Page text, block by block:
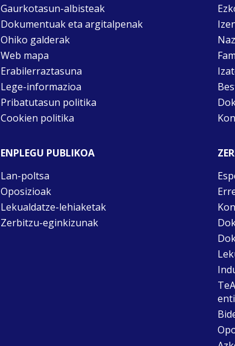
Gaurkotasun-albisteak
Dokumentuak eta argitalpenak
Ohiko galderak
Web mapa
Erabilerraztasuna
Lege-informazioa
Pribatutasun politika
Cookien politika
ENPLEGU PUBLIKOA
Lan-poltsa
Oposizioak
Lekualdatze-lehiaketak
Zerbitzu-eginkizunak